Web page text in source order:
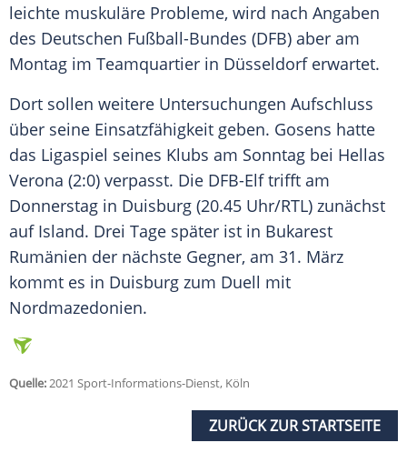
leichte muskuläre Probleme, wird nach Angaben
des Deutschen Fußball-Bundes (DFB) aber am
Montag im Teamquartier in Düsseldorferwartet.
Dort sollen weitere Untersuchungen Aufschluss
über seine Einsatzfähigkeit geben. Gosens hatte
das Ligaspiel seines Klubs am Sonntag bei Hellas
Verona (2:0) verpasst. Die DFB-Elftrifft am
Donnerstag in Duisburg (20.45 Uhr/RTL) zunächst
auf Island. Drei Tage später ist in Bukarest
Rumänien der nächste Gegner, am 31. März
kommt es in Duisburg zum Duell mit
Nordmazedonien.
Quelle:2021 Sport-Informations-Dienst, Köln
ZURÜCK ZUR STARTSEITE